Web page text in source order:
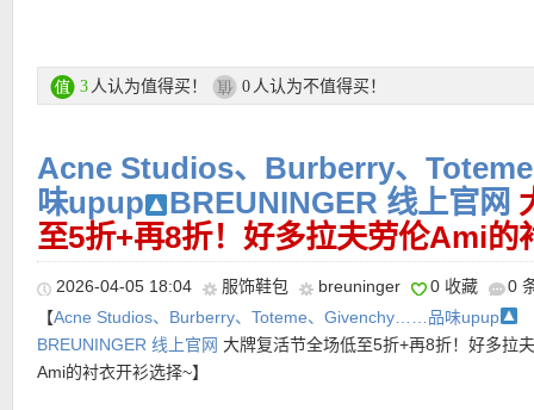
超值产品推荐
•【Longchamp 网红尺寸芥末黄色小号饺子包 原价90欧，折后仅
欧！】好适合搭配一个挂饰勾在手腕，夏天这么搭轻盈出片！本身
手机，口红、钥匙、卡包、耳机都能收好。尼龙包身轻盈耐用，搭
边与压印Logo按扣，简洁却很有辨识度。芥末黄有时被称为Z世代
3 人认为值得买！ 0 人认为不值得买！
Acne Studios、Burberry、
味upup
BREUNINGER 线上官网
至5折+再8折！好多拉夫劳伦Ami的
2026-04-05 18:04 服饰鞋包 breuninger 0 收藏
0
【Acne Studios、Burberry、Toteme、Givenchy……品味upup
BREUNINGER 线上官网 大牌复活节全场低至5折+再8折！好多拉
Ami的衬衣开衫选择~】